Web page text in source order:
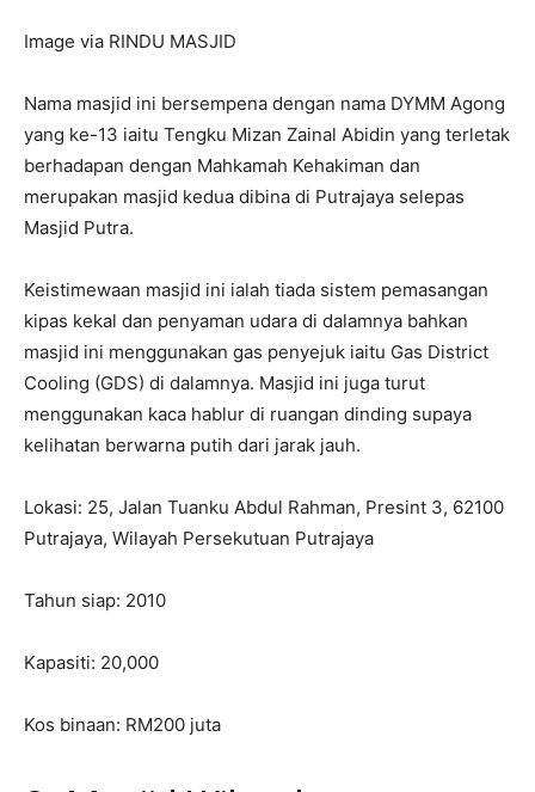
Image via RINDU MASJID
Nama masjid ini bersempena dengan nama DYMM Agong
yang ke-13 iaitu Tengku Mizan Zainal Abidin yang terletak
berhadapan dengan Mahkamah Kehakiman dan
merupakan masjid kedua dibina di Putrajaya selepas
Masjid Putra.
Keistimewaan masjid ini ialah tiada sistem pemasangan
kipas kekal dan penyaman udara di dalamnya bahkan
masjid ini menggunakan gas penyejuk iaitu Gas District
Cooling (GDS) di dalamnya. Masjid ini juga turut
menggunakan kaca hablur di ruangan dinding supaya
kelihatan berwarna putih dari jarak jauh.
Lokasi: 25, Jalan Tuanku Abdul Rahman, Presint 3, 62100
Putrajaya, Wilayah Persekutuan Putrajaya
Tahun siap: 2010
Kapasiti: 20,000
Kos binaan: RM200 juta